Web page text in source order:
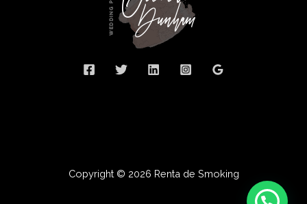
Copyright © 2026 Renta de Smoking